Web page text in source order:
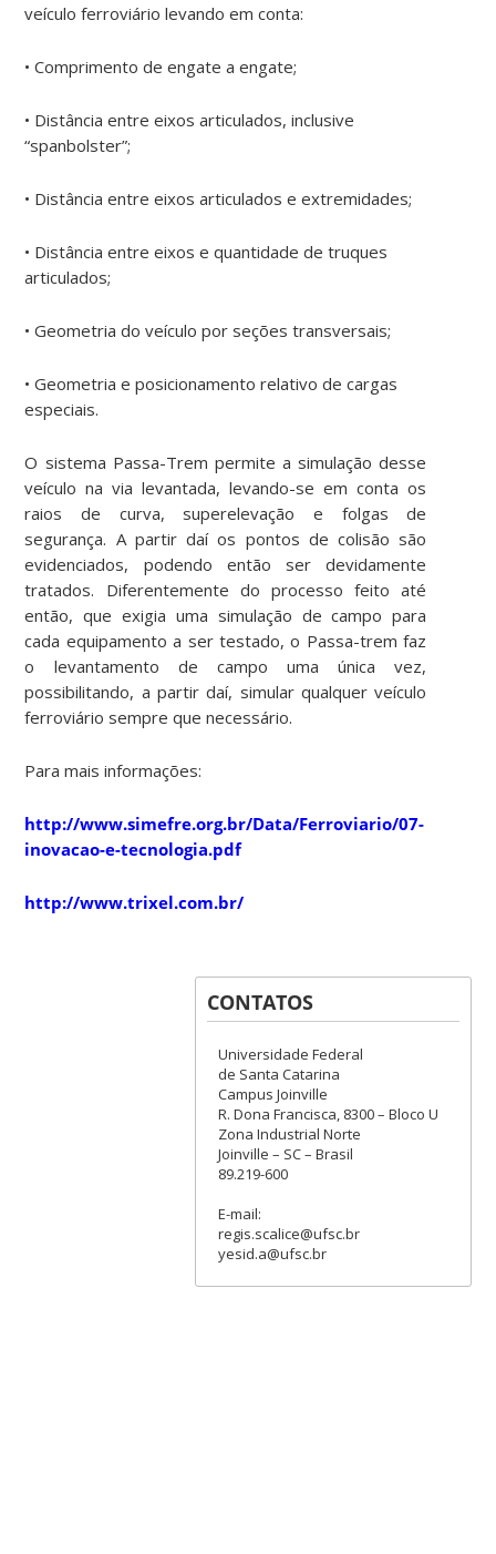
veículo ferroviário levando em conta:
• Comprimento de engate a engate;
• Distância entre eixos articulados, inclusive
“spanbolster”;
• Distância entre eixos articulados e extremidades;
• Distância entre eixos e quantidade de truques
articulados;
• Geometria do veículo por seções transversais;
• Geometria e posicionamento relativo de cargas
especiais.
O sistema Passa-Trem permite a simulação desse
veículo na via levantada, levando-se em conta os
raios de curva, superelevação e folgas de
segurança. A partir daí os pontos de colisão são
evidenciados, podendo então ser devidamente
tratados. Diferentemente do processo feito até
então, que exigia uma simulação de campo para
cada equipamento a ser testado, o Passa-trem faz
o levantamento de campo uma única vez,
possibilitando, a partir daí, simular qualquer veículo
ferroviário sempre que necessário.
Para mais informações:
http://www.simefre.org.br/Data/Ferroviario/07-
inovacao-e-tecnologia.pdf
http://www.trixel.com.br/
CONTATOS
Universidade Federal
de Santa Catarina
Campus Joinville
R. Dona Francisca, 8300 – Bloco U
Zona Industrial Norte
Joinville – SC – Brasil
89.219-600
E-mail:
regis.scalice@ufsc.br
yesid.a@ufsc.br